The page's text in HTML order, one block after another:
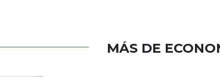
MÁS DE